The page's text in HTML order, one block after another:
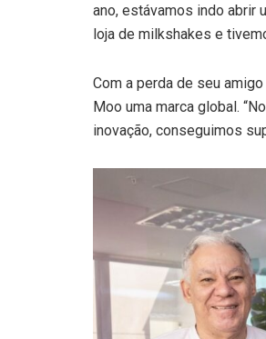
ano, estávamos indo abrir
loja de milkshakes e
Com a perda de seu
Moo uma marca global.
inovação, conseguimos